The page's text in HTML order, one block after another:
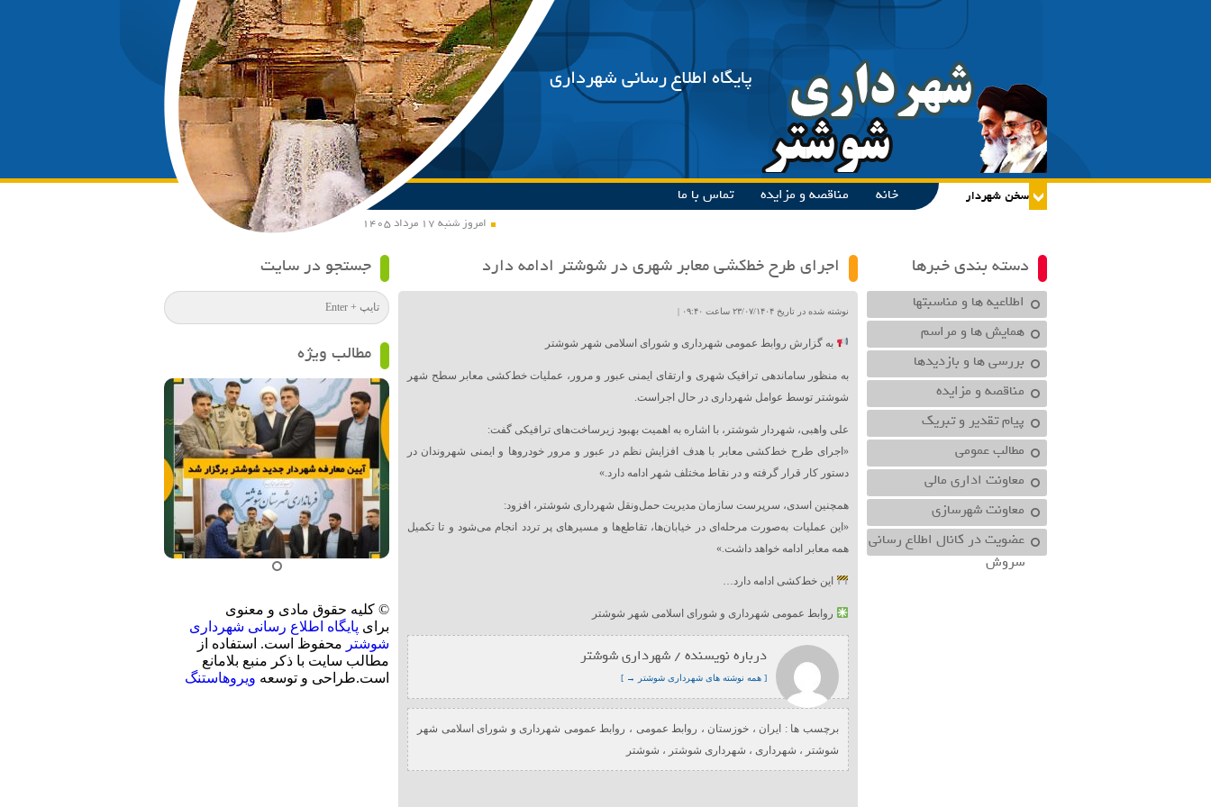
پایگاه اطلاع رسانی شهرداری
امروز شنبه ۱۷ مرداد ۱۴۰۵
خانه مناقصه و مزایده تماس با ما
دسته بندی خبرها
اطلاعیه ها و مناسبتها
همایش ها و مراسم
بررسی ها و بازدیدها
مناقصه و مزایده
پیام تقدیر و تبریک
مطالب عمومی
معاونت اداري مالي
معاونت شهرسازي
عضویت در کانال اطلاع رسانی
سروش
اجرای طرح خط‌کشی معابر شهری در شوشتر ادامه دارد
نوشته شده در تاریخ ۲۳/۰۷/۱۴۰۴ ساعت ۰۹:۴۰ |
به گزارش روابط عمومی شهرداری و شورای اسلامی شهر شوشتر
به منظور ساماندهی ترافیک شهری و ارتقای ایمنی عبور و مرور، عملیات خط‌کشی معابر سطح شهر
شوشتر توسط عوامل شهرداری در حال اجراست.
علی واهبی، شهردار شوشتر، با اشاره به اهمیت بهبود زیرساخت‌های ترافیکی گفت:
«اجرای طرح خط‌کشی معابر با هدف افزایش نظم در عبور و مرور خودروها و ایمنی شهروندان در
دستور کار قرار گرفته و در نقاط مختلف شهر ادامه دارد.»
همچنین اسدی، سرپرست سازمان مدیریت حمل‌ونقل شهرداری شوشتر، افزود:
«این عملیات به‌صورت مرحله‌ای در خیابان‌ها، تقاطع‌ها و مسیرهای پر تردد انجام می‌شود و تا تکمیل
همه معابر ادامه خواهد داشت.»
این خط‌کشی ادامه دارد…
روابط عمومی شهرداری و شورای اسلامی شهر شوشتر
درباره نویسنده / شهرداری شوشتر
[ همه نوشته های شهرداری شوشتر → ]
برچسب ها : ایران ، خوزستان ، روابط عمومی ، روابط عمومی شهرداری و شورای اسلامی شهر
شوشتر ، شهرداری ، شهرداری شوشتر ، شوشتر
جستجو در سایت
مطالب ویژه
© کلیه حقوق مادی و معنوی
برای پایگاه اطلاع رسانی شهرداری
شوشتر محفوظ است. استفاده از
مطالب سایت با ذکر منبع بلامانع
است.طراحی و توسعه ویروهاستنگ